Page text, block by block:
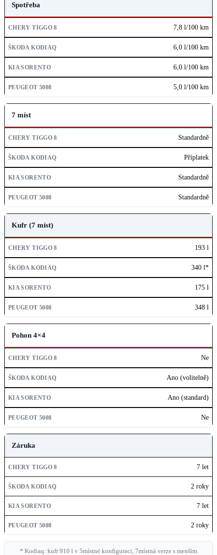
Spotřeba
7,8 l/100 km
6,0 l/100 km
6,0 l/100 km
5,0 l/100 km
7 míst
Standardně
Příplatek
Standardně
Standardně
Kufr (7 míst)
193 l
340 l*
175 l
348 l
Pohon 4×4
Ne
Ano (volitelně)
Ano (standard)
Ne
Záruka
7 let
2 roky
7 let
2 roky
* Kodiaq: kufr 910 l v 5místné konfiguraci, 7místná verze s menším